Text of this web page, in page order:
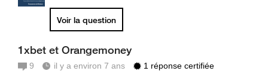
Voir la question
1xbet et Orangemoney
9 il y a environ 7 ans 1 réponse certifiée